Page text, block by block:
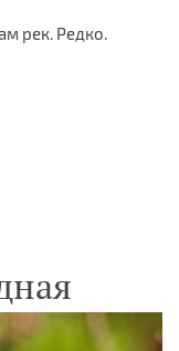
рек. Редко.